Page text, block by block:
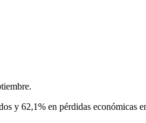
y 62,1% en pérdidas económicas